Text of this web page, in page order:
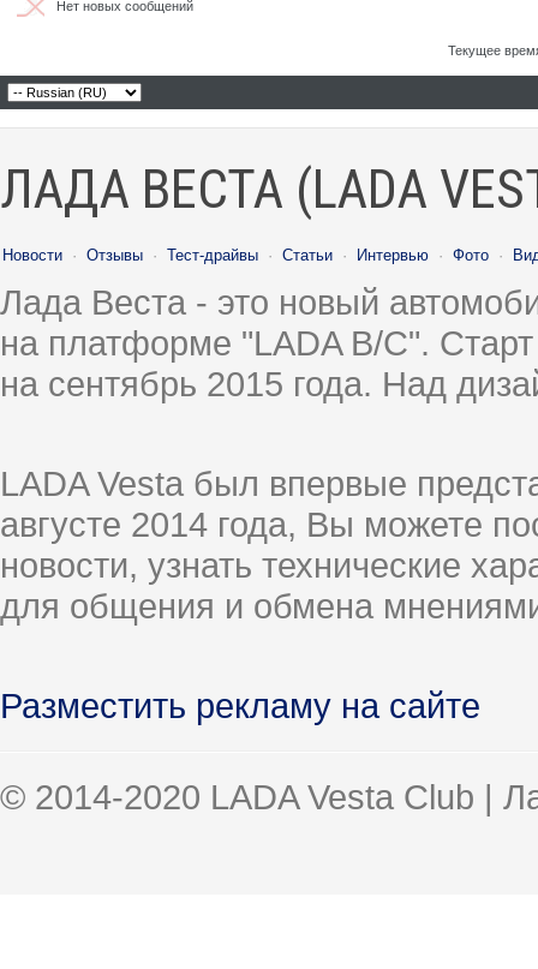
Нет новых сообщений
Текущее
ЛАДА ВЕСТА (LADA
Новости · Отзывы · Тест-драйвы · Статьи · Интервью · Фото ·
Лада Веста - это новый
на платформе "LADA B/C".
на сентябрь 2015 года. Над
LADA Vesta был впервые
августе 2014 года, Вы можете
новости, узнать технические
для общения и обмена
Разместить рекламу на сайте
© 2014-2020 LADA Vesta Club |